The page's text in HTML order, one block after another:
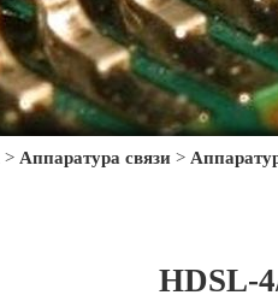
> Аппаратура связи >
HDSL-